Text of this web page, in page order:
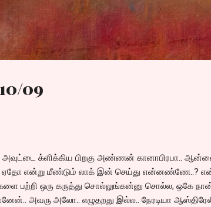
Skip to main content
09
அவுட்டை க்ளிக்கிய பிறகு அண்ணன் கானாபிரபா..
என்று மீண்டும் லாக் இன் செய்து என்னண்ணே..?
பற்றி ஒரு கருத்து சொல்லுங்கன்னு சொல்ல, ஒகே
அவரு அலோ.. எழுதறது இல்ல.. நேரடியா